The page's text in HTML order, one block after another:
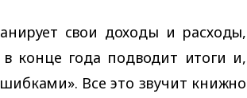
свои доходы и расходы,
конце года подводит итоги и,
Все это звучит книжно